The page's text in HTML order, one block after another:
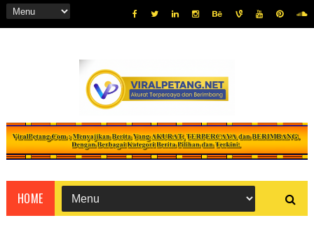
HOME